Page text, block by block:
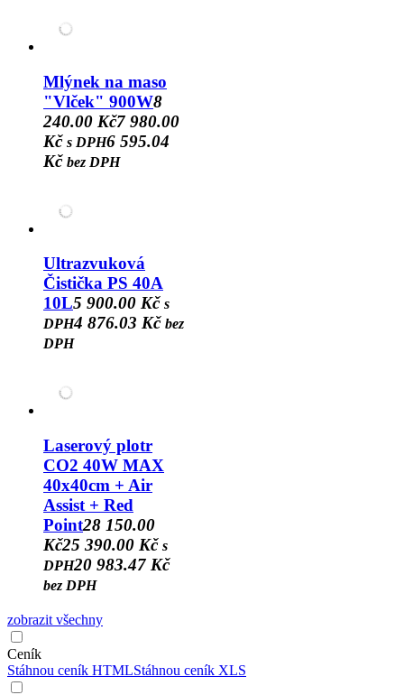
Mlýnek na maso
"Vlček" 900W8
240.00 Kč7 980.00
Kč s DPH6 595.04
Kč bez DPH
Ultrazvuková
Čistička PS 40A
10L5 900.00 Kč s
DPH4 876.03 Kč bez
DPH
Laserový plotr
CO2 40W MAX
40x40cm + Air
Assist + Red
Point28 150.00
Kč25 390.00 Kč s
DPH20 983.47 Kč
bez DPH
zobrazit všechny
Ceník
Stáhnou ceník HTMLStáhnou ceník XLS